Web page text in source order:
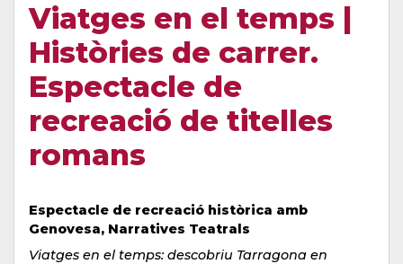
Viatges en el temps |
Històries de carrer.
Espectacle de
recreació de titelles
romans
Espectacle de recreació històrica amb
Genovesa, Narratives Teatrals
Viatges en el temps: descobriu Tarragona en